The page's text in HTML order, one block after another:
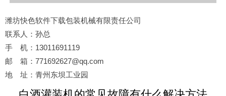
潍坊快色软件下载包装机械有限责任公司
联系人：孙总
手 机：13011691119
邮 箱：771692627@qq.com
地 址：青州东坝工业园